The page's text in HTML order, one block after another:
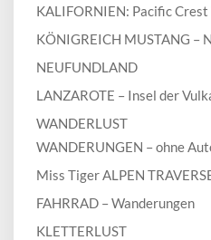
KALIFORNIEN: Pacific Crest
KÖNIGREICH MUSTANG –
NEUFUNDLAND
LANZAROTE – Insel der
WANDERLUST
WANDERUNGEN – ohne
Miss Tiger ALPEN
FAHRRAD – Wanderungen
KLETTERLUST